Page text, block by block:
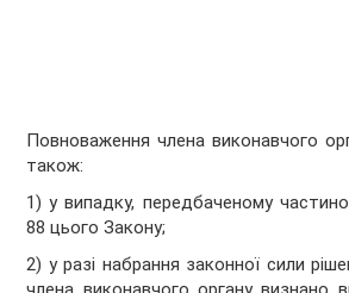
Повноваження члена виконавчого
також:
1) у випадку, передбаченому
88 цього Закону;
2) у разі набрання законної сили